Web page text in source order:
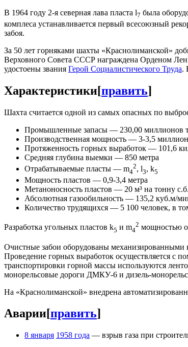
В 1964 году 2-я северная лава пласта l7 была
комплеса устанавливается первый всесоюзный
забоя.
За 50 лет горняками шахты «Краснолиманской»
Верховного Совета СССР награждена Орденом
удостоены звания Герой Социалистического Труда.
Характеристики[править]
Шахта считается одной из самых опасных по
Промышленные запасы — 230,00 миллионов
Производственная мощность — 3-3,5
Протяженность горных выработок — 101,6
Средняя глубина выемки — 850 метра
Отрабатываемые пласты — m4
2, l3, k5
Мощность пластов — 0,9-3,4 метра
Метаноносность пластов — 20 м³ на тонну
Абсолютная газообильность — 135,2 куб.м/
Количество трудящихся — 5 100 человек, в
Разработка угольных пластов k5 и m4
2 мощностью
Очистные забои оборудованы
Проведение горных выработок осуществляется с
транспортировки горной массы используются
монорельсовые дороги ДМКУ-6 и дизель-
На «Краснолиманской» внедрена
Аварии[править]
8 января 1958 года — взрыв газа при